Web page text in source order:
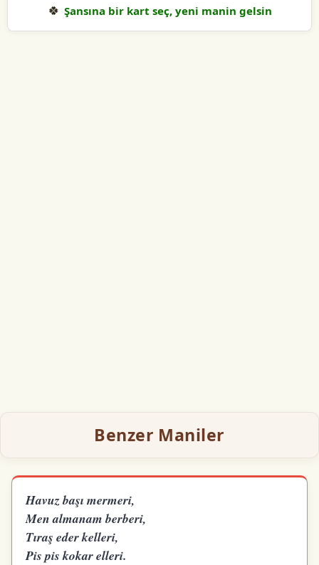
🍀 Şansına bir kart seç, yeni manin gelsin
Benzer Maniler
Havuz başı mermeri,
Men almanam berberi,
Tıraş eder kelleri,
Pis pis kokar elleri.